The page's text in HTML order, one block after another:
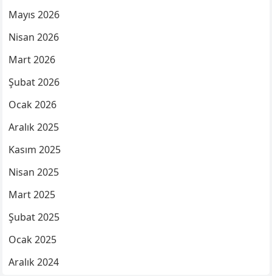
Mayıs 2026
Nisan 2026
Mart 2026
Şubat 2026
Ocak 2026
Aralık 2025
Kasım 2025
Nisan 2025
Mart 2025
Şubat 2025
Ocak 2025
Aralık 2024